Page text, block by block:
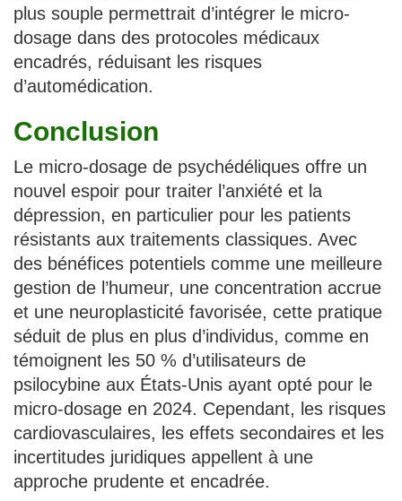
plus souple permettrait d’intégrer le micro-
dosage dans des protocoles médicaux
encadrés, réduisant les risques
d’automédication.
Conclusion
Le micro-dosage de psychédéliques offre un
nouvel espoir pour traiter l’anxiété et la
dépression, en particulier pour les patients
résistants aux traitements classiques. Avec
des bénéfices potentiels comme une meilleure
gestion de l’humeur, une concentration accrue
et une neuroplasticité favorisée, cette pratique
séduit de plus en plus d’individus, comme en
témoignent les 50 % d’utilisateurs de
psilocybine aux États-Unis ayant opté pour le
micro-dosage en 2024. Cependant, les risques
cardiovasculaires, les effets secondaires et les
incertitudes juridiques appellent à une
approche prudente et encadrée.